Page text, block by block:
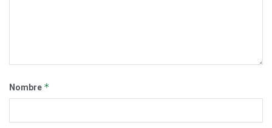
Nombre *